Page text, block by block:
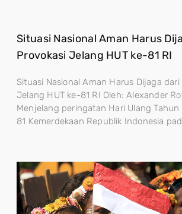
Situasi Nasional Aman Harus
Provokasi Jelang HUT ke-81 RI
Situasi Nasional Aman Harus Dijaga dari
Jelang HUT ke-81 RI Oleh: Alexander
Menjelang peringatan Hari Ulang Tahun
81 Kemerdekaan Republik Indonesia